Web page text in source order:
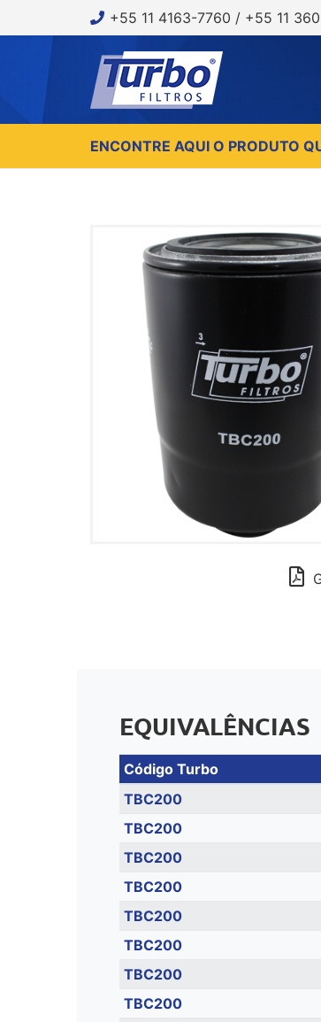
+55 11 4163-7760 / +55 11
ENCONTRE AQUI O PRODUTO
EQUIVALÊNCIAS
Código Turbo
TBC200
TBC200
TBC200
TBC200
TBC200
TBC200
TBC200
TBC200